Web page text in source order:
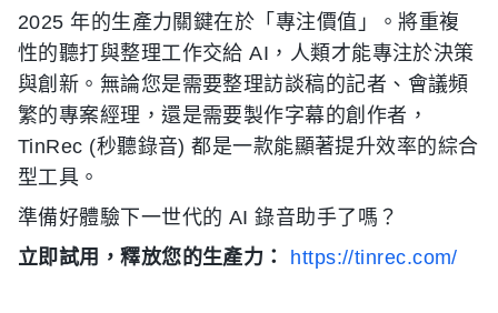
2025 年的生產力關鍵在於「專注價值」。將重複
性的聽打與整理工作交給 AI，人類才能專注於決策
與創新。無論您是需要整理訪談稿的記者、會議頻
繁的專案經理，還是需要製作字幕的創作者，
TinRec (秒聽錄音) 都是一款能顯著提升效率的綜合
型工具。
準備好體驗下一世代的 AI 錄音助手了嗎？
立即試用，釋放您的生產力：
https://tinrec.com/